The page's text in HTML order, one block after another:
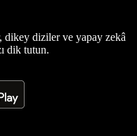
dikey diziler ve yapay zekâ
dik tutun.